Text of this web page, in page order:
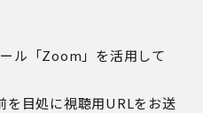
ル「Zoom」を活用して
を目処に視聴用URLをお送